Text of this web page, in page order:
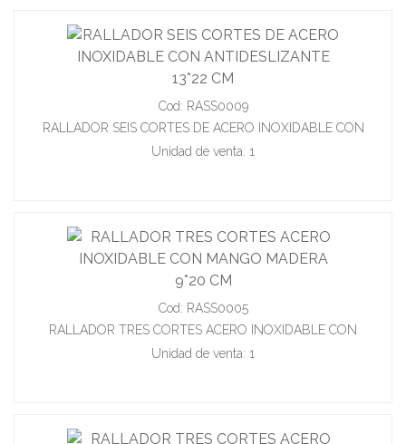
Cod: RASS0009
RALLADOR SEIS CORTES DE ACERO INOXIDABLE CON
ANTIDESLIZANTE 13*22 CM
Unidad de venta: 1
Cod: RASS0005
RALLADOR TRES CORTES ACERO INOXIDABLE CON
MANGO MADERA 9*20 CM
Unidad de venta: 1